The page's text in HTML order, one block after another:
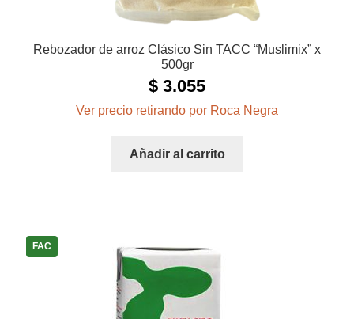
Rebozador de arroz Clásico Sin TACC “Muslimix” x
500gr
$ 3.055
Ver precio retirando por Roca Negra
Añadir al carrito
FAC